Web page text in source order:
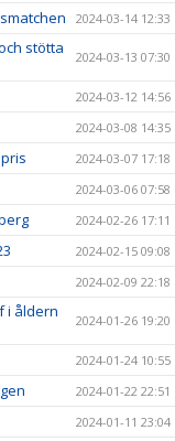
2024-03-14 12:33
stötta
2024-03-13 07:30
2024-03-12 14:56
2024-03-08 14:35
2024-03-07 17:18
2024-03-06 07:58
2024-02-26 17:11
2024-02-15 09:08
2024-02-09 22:18
i åldern
2024-01-26 19:20
2024-01-24 10:55
2024-01-22 22:51
2024-01-11 23:04